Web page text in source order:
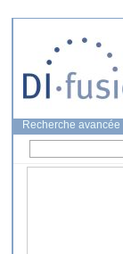
Recherche avancée